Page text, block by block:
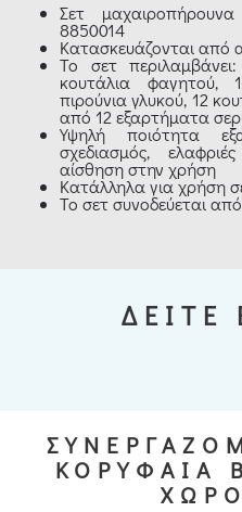
Σετ
8850014
Κατασκευάζονται από
Το σετ
κουτάλια φαγητού,
πιρούνια γλυκού, 12
από 12 εξαρτήματα
Υψηλή ποιότητα
σχεδιασμός,
αίσθηση στην χρήση
Κατάλληλα για χρήση
Το σετ συνοδεύεται
ΔΕΙΤΕ
ΚΟΡΥΦΑΙΑ